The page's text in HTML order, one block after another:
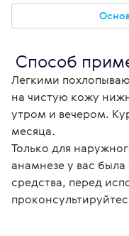
Способ
Легкими
на чистую кожу
утром и вечером.
месяца.
Только для
анамнезе у вас
средства, перед